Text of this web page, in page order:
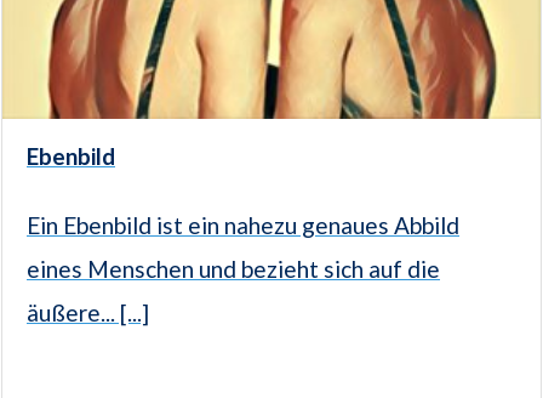
Ebenbild
Ein Ebenbild ist ein nahezu genaues Abbild
eines Menschen und bezieht sich auf die
äußere... [...]